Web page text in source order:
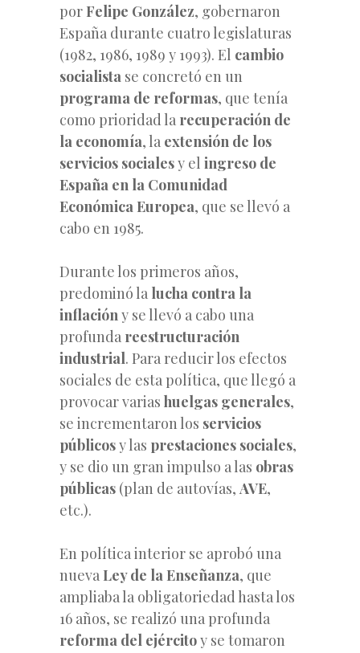
por Felipe González, gobernaron
España durante cuatro legislaturas
(1982, 1986, 1989 y 1993). El cambio
socialista se concretó en un
programa de reformas, que tenía
como prioridad la recuperación de
la economía, la extensión de los
servicios socialesy el ingreso de
España en la Comunidad
Económica Europea, que se llevó a
cabo en 1985.
Durante los primeros años,
predominó la lucha contra la
inflacióny se llevó a cabo una
profunda reestructuración
industrial. Para reducir los efectos
sociales de esta política, que llegó a
provocar varias huelgas generales,
se incrementaron los servicios
públicosy las prestaciones sociales,
y se dio un gran impulso a las obras
públicas (plan de autovías, AVE,
etc.).
En política interior se aprobó una
nuevaLey de la Enseñanza, que
ampliaba la obligatoriedad hasta los
16 años, se realizó una profunda
reforma del ejércitoy se tomaron